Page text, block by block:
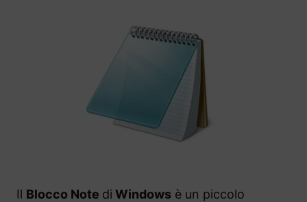
Il Blocco Note di Windows è un piccolo